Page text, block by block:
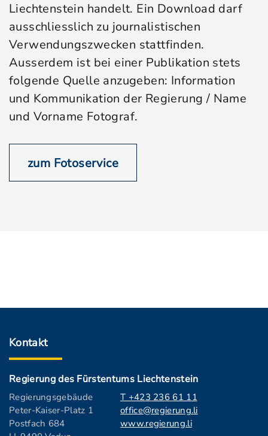
Liechtenstein handelt. Ein Download darf
ausschliesslich zu journalistischen
Verwendungszwecken stattfinden.
Ausserdem ist bei einer Publikation stets
folgende Quelle anzugeben: Information
und Kommunikation der Regierung / Name
und Vorname Fotograf.
zum Fotoservice
Kontakt
Regierung des Fürstentums Liechtenstein
Regierungsgebäude
Peter-Kaiser-Platz 1
Postfach 684
T +423 236 61 11
office@regierung.li
www.regierung.li